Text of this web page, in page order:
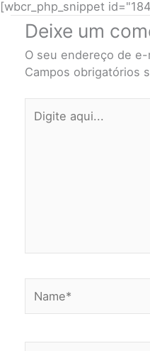
[wbcr_php_snippet
Deixe um
O seu endereço de
Campos obrigatórios
aqui...